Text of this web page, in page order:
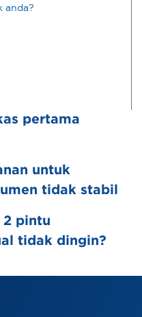
anda?
pertama
untuk
tidak stabil
2 pintu
tidak dingin?